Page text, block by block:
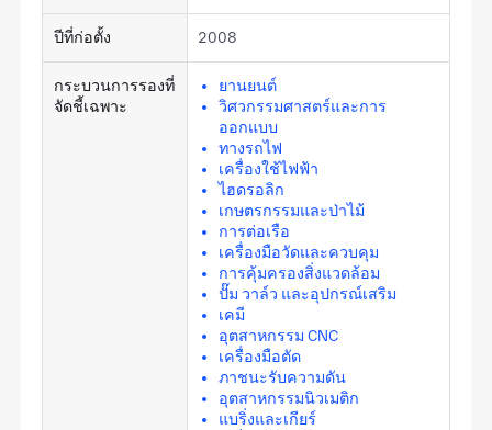
ปีที่ก่อตั้ง 2008
กระบวนการรองที่
จัดชี้เฉพาะ
ยานยนต์
วิศวกรรมศาสตร์และการ
ออกแบบ
ทางรถไฟ
เครื่องใช้ไฟฟ้า
ไฮดรอลิก
เกษตรกรรมและป่าไม้
การต่อเรือ
เครื่องมือวัดและควบคุม
การคุ้มครองสิ่งแวดล้อม
ปั๊ม วาล์ว และอุปกรณ์เสริม
เคมี
อุตสาหกรรม CNC
เครื่องมือตัด
ภาชนะรับความดัน
อุตสาหกรรมนิวเมติก
แบริ่งและเกียร์